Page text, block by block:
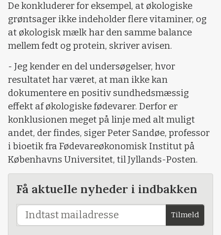
De konkluderer for eksempel, at økologiske
grøntsager ikke indeholder flere vitaminer, og
at økologisk mælk har den samme balance
mellem fedt og protein, skriver avisen.
- Jeg kender en del undersøgelser, hvor
resultatet har været, at man ikke kan
dokumentere en positiv sundhedsmæssig
effekt af økologiske fødevarer. Derfor er
konklusionen meget på linje med alt muligt
andet, der findes, siger Peter Sandøe, professor
i bioetik fra Fødevareøkonomisk Institut på
Københavns Universitet, til Jyllands-Posten.
Få aktuelle nyheder i indbakken
Tilmeld